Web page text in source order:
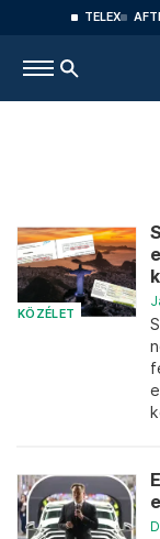
TELEX
KÖZÉLET